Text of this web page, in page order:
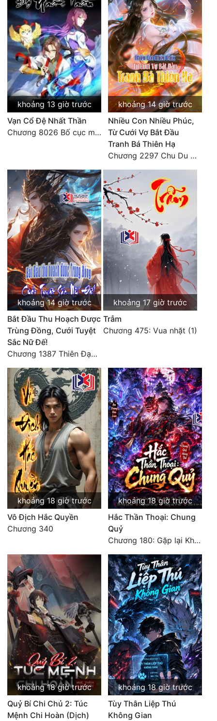
khoảng 13 giờ trước
Vạn Cổ Đệ Nhất Thần
Chương 8026 Bố cục mới
khoảng 14 giờ trước
Nhiều Con Nhiều Phúc,
Từ Cưới Vợ Bắt Đầu
Tranh Bá Thiên Hạ
Chương 2297 Chu Du Du mang thai
khoảng 14 giờ trước
Bắt Đầu Thu Hoạch Được
Trùng Đồng, Cưới Tuyệt
Sắc Nữ Đế!
Chương 1387 Thiên Đạo đắc ý
khoảng 17 giờ trước
Trẫm
Chương 475: Vua nhặt (1)
khoảng 18 giờ trước
Vô Địch Hắc Quyền
Chương 340
khoảng 18 giờ trước
Hắc Thần Thoại: Chung
Quỷ
Chương 180: Gặp lại Khiên Nguyên Phượng
khoảng 18 giờ trước
Quỷ Bí Chi Chủ 2: Túc
Mệnh Chi Hoàn (Dịch)
khoảng 18 giờ trước
Tùy Thân Liệp Thú
Không Gian